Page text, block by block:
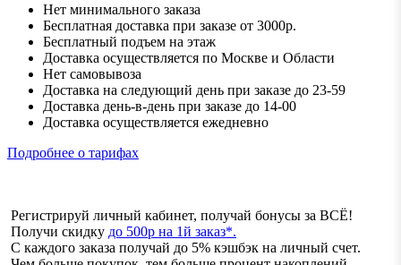
Нет минимального заказа
Бесплатная доставка при заказе от 3000р.
Бесплатный подъем на этаж
Доставка осуществляется по Москве и Области
Нет самовывоза
Доставка на следующий день при заказе до 23-59
Доставка день-в-день при заказе до 14-00
Доставка осуществляется ежедневно
Подробнее о тарифах
Регистрируй личный кабинет, получай бонусы за ВСЁ!
Получи скидку до 500р на 1й заказ*.
С каждого заказа получай до 5% кэшбэк на личный счет.